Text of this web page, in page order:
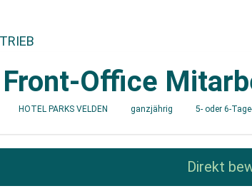
Front-Office
HOTEL PARKS VELDEN ganzjährig 5- oder 6-
Direkt